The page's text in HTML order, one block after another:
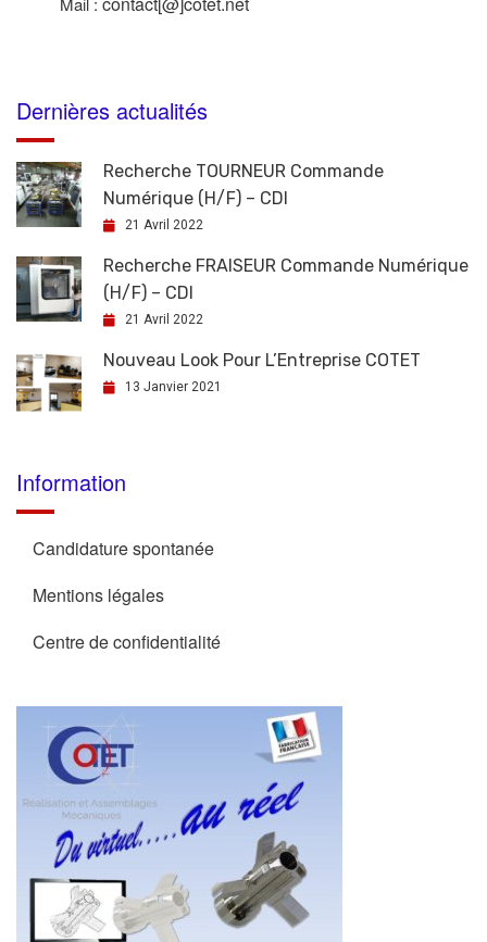
Dernières actualités
Recherche TOURNEUR Commande
Numérique (H/F) – CDI
21 Avril 2022
Recherche FRAISEUR Commande Numérique
(H/F) – CDI
21 Avril 2022
Nouveau Look Pour L’Entreprise COTET
13 Janvier 2021
Information
Candidature spontanée
Mentions légales
Centre de confidentialité